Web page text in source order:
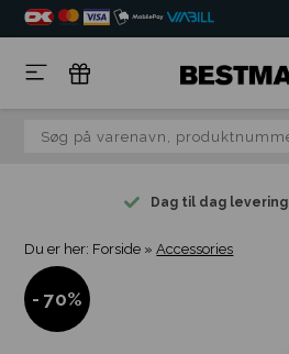
Dag til dag levering
Du er her: Forside »Accessories
- 70%